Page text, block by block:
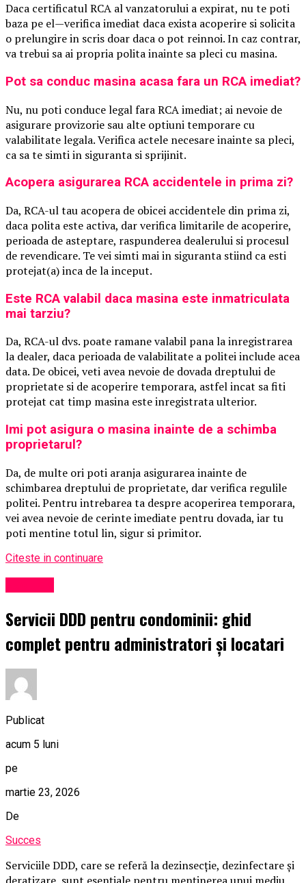
Daca certificatul RCA al vanzatorului a expirat, nu te poti
baza pe el—verifica imediat daca exista acoperire si solicita
o prelungire in scris doar daca o pot reinnoi. In caz contrar,
va trebui sa ai propria polita inainte sa pleci cu masina.
Pot sa conduc masina acasa fara un RCA imediat?
Nu, nu poti conduce legal fara RCA imediat; ai nevoie de
asigurare provizorie sau alte optiuni temporare cu
valabilitate legala. Verifica actele necesare inainte sa pleci,
ca sa te simti in siguranta si sprijinit.
Acopera asigurarea RCA accidentele in prima zi?
Da, RCA-ul tau acopera de obicei accidentele din prima zi,
daca polita este activa, dar verifica limitarile de acoperire,
perioada de asteptare, raspunderea dealerului si procesul
de revendicare. Te vei simti mai in siguranta stiind ca esti
protejat(a) inca de la inceput.
Este RCA valabil daca masina este inmatriculata
mai tarziu?
Da, RCA-ul dvs. poate ramane valabil pana la inregistrarea
la dealer, daca perioada de valabilitate a politei include acea
data. De obicei, veti avea nevoie de dovada dreptului de
proprietate si de acoperire temporara, astfel incat sa fiti
protejat cat timp masina este inregistrata ulterior.
Imi pot asigura o masina inainte de a schimba
proprietarul?
Da, de multe ori poti aranja asigurarea inainte de
schimbarea dreptului de proprietate, dar verifica regulile
politei. Pentru intrebarea ta despre acoperirea temporara,
vei avea nevoie de cerinte imediate pentru dovada, iar tu
poti mentine totul lin, sigur si primitor.
Citeste in continuare
Servicii DDD pentru condominii: ghid
complet pentru administratori și locatari
Publicat
acum 5 luni
pe
martie 23, 2026
De
Succes
Serviciile DDD, care se referă la dezinsecție, dezinfectare și